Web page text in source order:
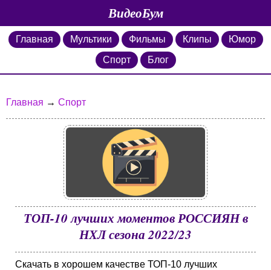
ВидеоБум
Главная Мультики Фильмы Клипы
Юмор
Спорт
Блог
Главная → Спорт
ТОП-10 лучших моментов РОССИЯН в
НХЛ сезона 2022/23
Скачать в хорошем качестве ТОП-10 лучших